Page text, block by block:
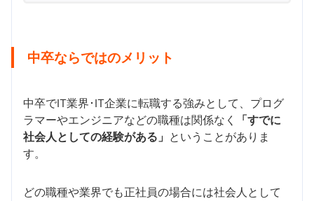
中卒ならではのメリット
中卒でIT業界･IT企業に転職する強みとして、プログ
ラマーやエンジニアなどの職種は関係なく
「すでに
社会人としての経験がある」 ということがありま
す。
どの職種や業界でも正社員の場合には社会人として